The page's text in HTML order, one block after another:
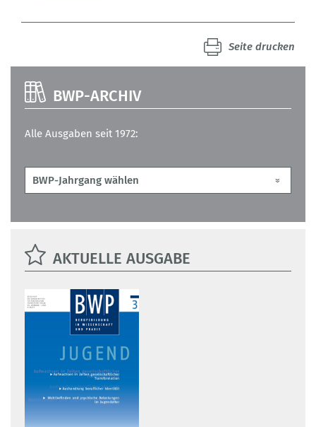
Seite drucken
BWP-ARCHIV
Alle Ausgaben seit 1972:
AKTUELLE AUSGABE